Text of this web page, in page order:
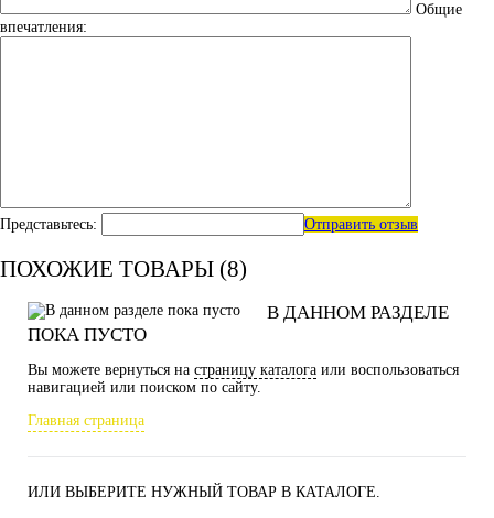
Общие
впечатления:
Представьтесь: Отправить отзыв
ПОХОЖИЕ ТОВАРЫ (8)
В ДАННОМ РАЗДЕЛЕ
ПОКА ПУСТО
Вы можете вернуться на страницу каталога или воспользоваться
навигацией или поиском по сайту.
Главная страница
ИЛИ ВЫБЕРИТЕ НУЖНЫЙ ТОВАР В КАТАЛОГЕ.